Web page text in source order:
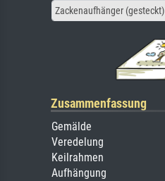
Zackenaufhänger (gesteckt)
Zusammenfassung
Gemälde
Veredelung
Keilrahmen
Aufhängung